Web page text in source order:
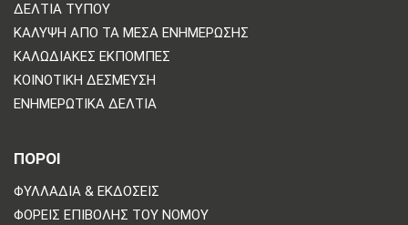
ΔΕΛΤΊΑ ΤΎΠΟΥ
ΚΆΛΥΨΗ ΑΠΌ ΤΑ ΜΈΣΑ ΕΝΗΜΈΡΩΣΗΣ
ΚΑΛΩΔΙΑΚΈΣ ΕΚΠΟΜΠΈΣ
ΚΟΙΝΟΤΙΚΉ ΔΈΣΜΕΥΣΗ
ΕΝΗΜΕΡΩΤΙΚΆ ΔΕΛΤΊΑ
ΠΟΡΟΙ
ΦΥΛΛΆΔΙΑ & ΕΚΔΌΣΕΙΣ
ΦΟΡΕΊΣ ΕΠΙΒΟΛΉΣ ΤΟΥ ΝΌΜΟΥ